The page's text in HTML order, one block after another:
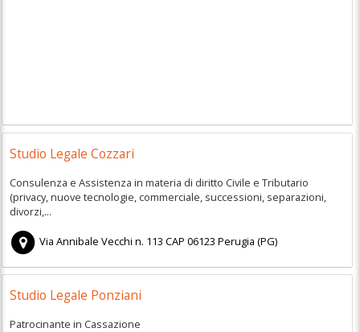
Studio Legale Cozzari
Consulenza e Assistenza in materia di diritto Civile e Tributario
(privacy, nuove tecnologie, commerciale, successioni, separazioni,
divorzi,...
Via Annibale Vecchi n. 113 CAP06123 Perugia (PG)
Studio Legale Ponziani
Patrocinante in Cassazione